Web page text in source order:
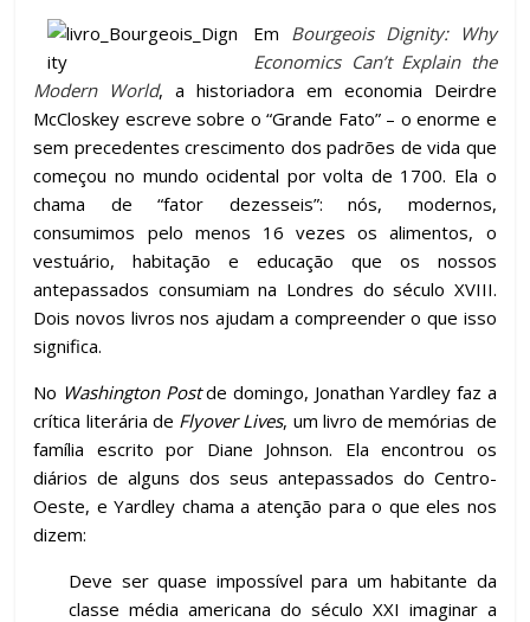
Em Bourgeois Dignity: Why
Economics Can’t Explain the
Modern World, a historiadora em economia Deirdre
McCloskey escreve sobre o “Grande Fato” – o enorme e
sem precedentes crescimento dos padrões de vida que
começou no mundo ocidental por volta de 1700. Ela o
chama de “fator dezesseis”: nós, modernos,
consumimos pelo menos 16 vezes os alimentos, o
vestuário, habitação e educação que os nossos
antepassados consumiam na Londres do século XVIII.
Dois novos livros nos ajudam a compreender o que isso
significa.
No Washington Postde domingo, Jonathan Yardley faz a
crítica literária de Flyover Lives, um livro de memórias de
família escrito por Diane Johnson. Ela encontrou os
diários de alguns dos seus antepassados do Centro-
Oeste, e Yardley chama a atenção para o que eles nos
dizem:
Deve ser quase impossível para um habitante da
classe média americana do século XXI imaginar a